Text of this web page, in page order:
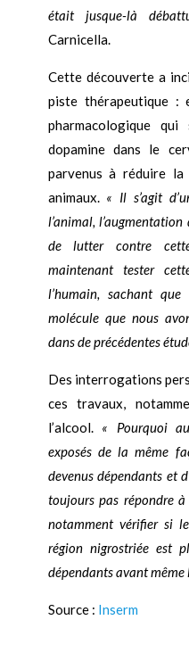
était jusque-là
Carnicella.
Cette découverte a
piste thérapeutique :
pharmacologique
dopamine dans le
parvenus à réduire la
animaux. « Il s’agit
l’animal,
de lutter contre
maintenant tester
l’humain, sachant
molécule que nous
dans de précédentes
Des interrogations
ces travaux,
l’alcool. « Pourquoi
exposés de la même
devenus dépendants et
toujours pas répondre
notamment vérifier si
région nigrostriée est
dépendants avant
Source : Inserm